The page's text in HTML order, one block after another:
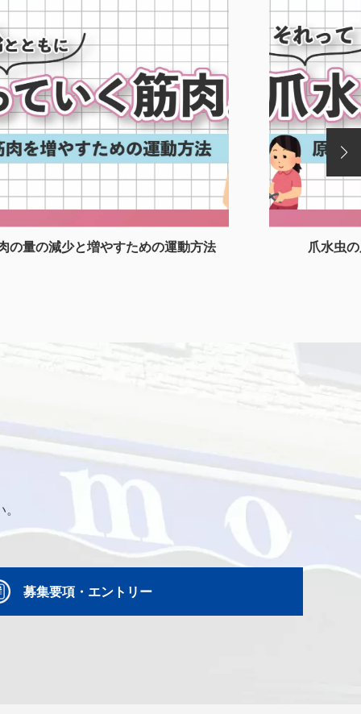
の量の減少と増やすための運動方法 爪水虫
募集要項・エントリー